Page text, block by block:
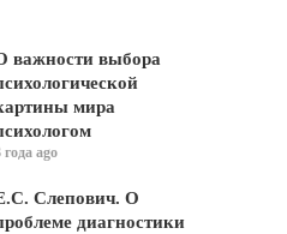
важности выбора
мира
года ago
Слепович. О
диагностики